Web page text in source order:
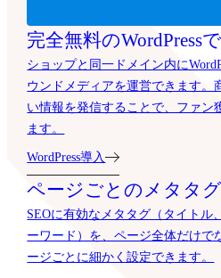
完全無料のWordPress
ショップと同一ドメイン内に
ウンドメディアを運営できます。
い情報を発信することで、ファン
ます。
WordPress導入
ページごとのメタタ
SEOに有効なメタタグ（タイトル
ーワード）を、ページ全体だけで
ージごとに細かく設定できます。